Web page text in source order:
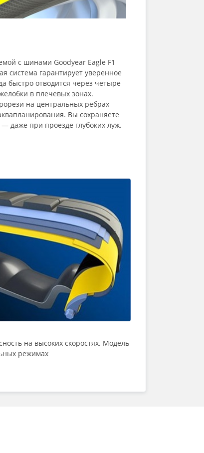
с шинами Goodyear Eagle F1
система гарантирует уверенное
быстро отводится через четыре
в плечевых зонах.
на центральных рёбрах
Вы сохраняете
даже при проезде глубоких луж.
на высоких скоростях. Модель
режимах